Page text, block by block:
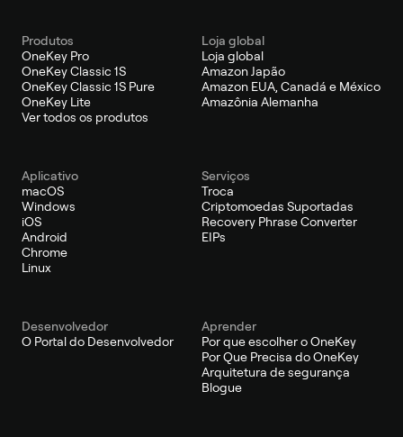
Produtos
OneKey Pro
OneKey Classic 1S
OneKey Classic 1S Pure
OneKey Lite
Ver todos os produtos
Loja global
Loja global
Amazon Japão
Amazon EUA, Canadá e México
Amazônia Alemanha
Aplicativo
macOS
Windows
iOS
Android
Chrome
Linux
Serviços
Troca
Criptomoedas Suportadas
Recovery Phrase Converter
EIPs
Desenvolvedor
O Portal do Desenvolvedor
Aprender
Por que escolher o OneKey
Por Que Precisa do OneKey
Arquitetura de segurança
Blogue